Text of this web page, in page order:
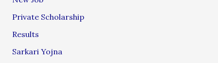
Private Scholarship
Results
Sarkari Yojna